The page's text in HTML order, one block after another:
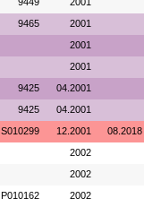
9465 2001
2001
2001
9425 04.2001
9425 04.2001
S010299 12.2001 08.2018
2002
2002
P010162 2002